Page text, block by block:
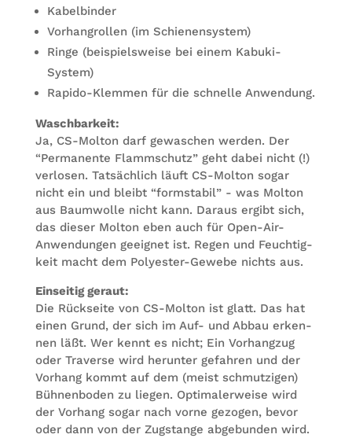
Kabel­bin­der
Vor­hang­rol­len (im Schienensystem)
Ringe (bei­spiels­weise bei einem Kabuki-
System)
Rapido-Klem­men für die schnelle Anwendung.
Wasch­bar­keit:
Ja, CS-Mol­ton darf gewa­schen wer­den. Der
“Per­ma­nente Flamm­schutz” geht dabei nicht (!)
ver­lo­sen. Tat­säch­lich läuft CS-Mol­ton sogar
nicht ein und bleibt “form­sta­bil” - was Mol­ton
aus Baum­wolle nicht kann. Dar­aus ergibt sich,
das die­ser Mol­ton eben auch für Open-Air-
Anwen­dun­gen geeig­net ist. Regen und Feuch­tig­
keit macht dem Poly­es­ter-Gewebe nichts aus.
Ein­sei­tig geraut:
Die Rück­seite von CS-Mol­ton ist glatt. Das hat
einen Grund, der sich im Auf- und Abbau erken­
nen läßt. Wer kennt es nicht; Ein Vor­hang­zug
oder Tra­verse wird her­un­ter gefah­ren und der
Vor­hang kommt auf dem (meist schmut­zi­gen)
Büh­nen­bo­den zu lie­gen. Opti­ma­ler­weise wird
der Vor­hang sogar nach vorne gezo­gen, bevor
oder dann von der Zug­stange abge­bun­den wird.